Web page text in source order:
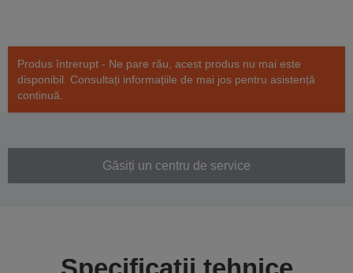
Produs întrerupt - Ne pare rău, acest produs nu mai este
disponibil. Consultați informațiile de mai jos pentru asistență
continuă.
Găsiți un centru de service